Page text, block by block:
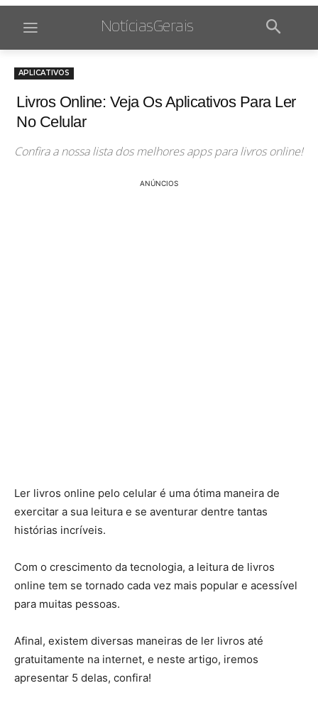
NotíciasGerais
APLICATIVOS
Livros Online: Veja Os Aplicativos Para Ler
No Celular
Confira a nossa lista dos melhores apps para livros online!
ANÚNCIOS
Ler livros online pelo celular é uma ótima maneira de
exercitar a sua leitura e se aventurar dentre tantas
histórias incríveis.
Com o crescimento da tecnologia, a leitura de livros
online tem se tornado cada vez mais popular e acessível
para muitas pessoas.
Afinal, existem diversas maneiras de ler livros até
gratuitamente na internet, e neste artigo, iremos
apresentar 5 delas, confira!